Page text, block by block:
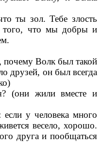
зол. Тебе злость
того, что мы добры и
почему Волк был такой
друзей, он был всегда
(они жили вместе и
у человека много
весело, хорошо.
друга и пообщаться